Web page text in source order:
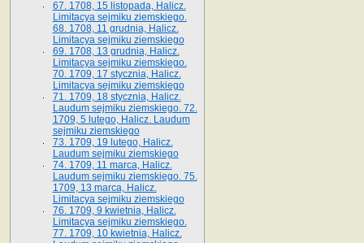
67. 1708, 15 listopada, Halicz.
Limitacya sejmiku ziemskiego.
68. 1708, 11 grudnia, Halicz.
Limitacya sejmiku ziemskiego
69. 1708, 13 grudnia, Halicz.
Limitacya sejmiku ziemskiego.
70. 1709, 17 stycznia, Halicz.
Limitacya sejmiku ziemskiego
71. 1709, 18 stycznia, Halicz.
Laudum sejmiku ziemskiego. 72.
1709, 5 lutego, Halicz. Laudum
sejmiku ziemskiego
73. 1709, 19 lutego, Halicz.
Laudum sejmiku ziemskiego
74. 1709, 11 marca, Halicz.
Laudum sejmiku ziemskiego. 75.
1709, 13 marca, Halicz.
Limitacya sejmiku ziemskiego
76. 1709, 9 kwietnia, Halicz.
Limitacya sejmiku ziemskiego.
77. 1709, 10 kwietnia, Halicz.